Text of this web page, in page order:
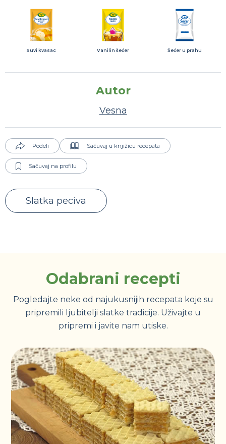
Suvi kvasac Vanilin šećer Šećer u prahu
Autor
Vesna
Podeli Sačuvaj u knjižicu recepata
Sačuvaj na profilu
Slatka peciva
Odabrani recepti
Pogledajte neke od najukusnijih recepata koje su
pripremili ljubitelji slatke tradicije. Uživajte u
pripremi i javite nam utiske.